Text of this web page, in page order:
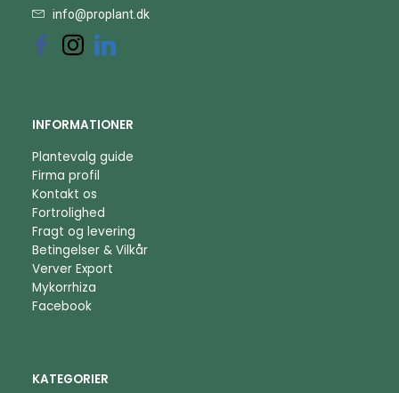
info@proplant.dk
INFORMATIONER
Plantevalg guide
Firma profil
Kontakt os
Fortrolighed
Fragt og levering
Betingelser & Vilkår
Verver Export
Mykorrhiza
Facebook
KATEGORIER